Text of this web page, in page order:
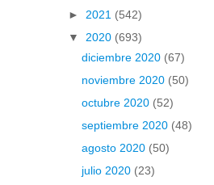
► 2021 (542)
▼ 2020 (693)
diciembre 2020 (67)
noviembre 2020 (50)
octubre 2020 (52)
septiembre 2020 (48)
agosto 2020 (50)
julio 2020 (23)